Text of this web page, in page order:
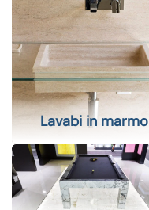
Lavabi in marmo